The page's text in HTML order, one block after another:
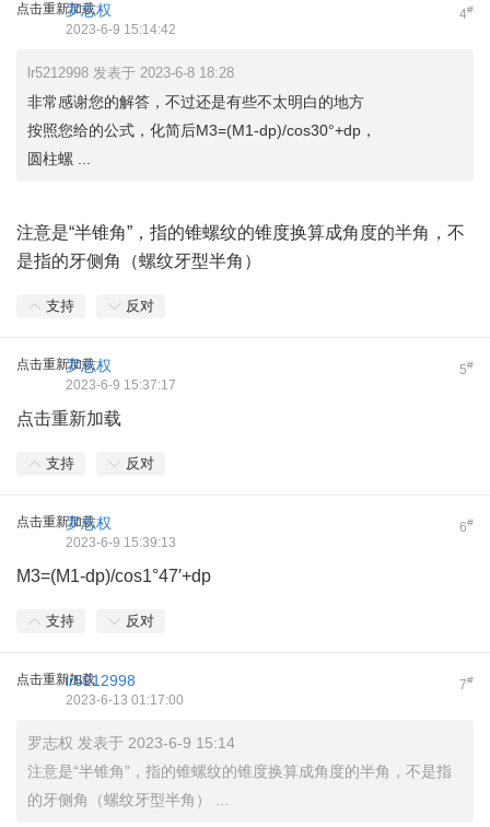
点击重新加载 4#
罗志权
2023-6-9 15:14:42
lr5212998 发表于 2023-6-8 18:28
非常感谢您的解答，不过还是有些不太明白的地方
按照您给的公式，化简后M3=(M1-dp)/cos30°+dp，
圆柱螺 ...
注意是“半锥角”，指的锥螺纹的锥度换算成角度的半角，不
是指的牙侧角（螺纹牙型半角）
支持 反对
点击重新加载 5#
罗志权
2023-6-9 15:37:17
点击重新加载
支持 反对
点击重新加载 6#
罗志权
2023-6-9 15:39:13
M3=(M1-dp)/cos1°47′+dp
支持 反对
点击重新加载 7#
lr5212998
2023-6-13 01:17:00
罗志权 发表于 2023-6-9 15:14
注意是“半锥角”，指的锥螺纹的锥度换算成角度的半角，不是指
的牙侧角（螺纹牙型半角） ...